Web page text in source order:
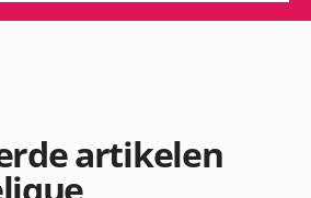
artikelen